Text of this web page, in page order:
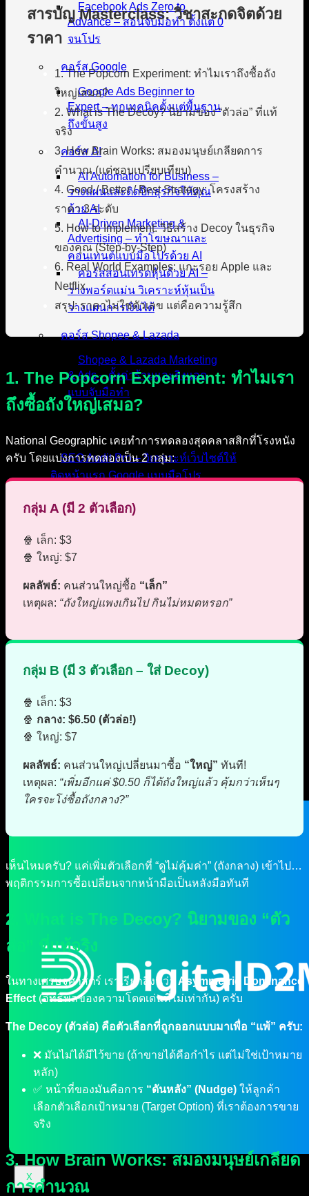
Facebook Ads Zero to
Advance – สอนจับมือทำ ตั้งแต่ 0
จนโปร
คอร์ส Google
Google Ads Beginner to
Expert – ทุกเทคนิคตั้งแต่พื้นฐาน
ถึงขั้นสูง
คอร์ส AI
AI Automation for Business –
วางแผนและติดปีกธุรกิจให้คุณ
ด้วย AI
AI-Driven Marketing &
Advertising – ทำโฆษณาและ
คอนเทนต์แบบมือโปรด้วย AI
คอร์สสอนเทรดหุ้นด้วย AI –
วางพอร์ตแม่น วิเคราะห์หุ้นเป็น
วางแผนการเงินได้
คอร์ส Shopee & Lazada
Shopee & Lazada Marketing
& Ads – ตั้งค่าร้านและยิงแอด
แบบจับมือทำ
SEO Audit Pro – วิเคราะห์เว็บไซต์ให้
ติดหน้าแรก Google แบบมือโปร
ครบทุกช่องทาง ทั้ง LINE, Facebook
รับทำเว็บไซต์บริษัท ขายสินค้าได้
รองรับ SEO พร้อมดูแลหลังการขาย
รับทำโฆษณาออนไลน์ TikTok
Facebook Google Ads ครบจบในที่
อาชีพ
มนุษย์เงินเดือนโดยผู้เชี่ยวชาญ
Investment Advisor
ผลงานที่ผ่านมา
บทความ
ติดต่อผม
X
สารบัญ Masterclass: วิชาสะกดจิตด้วย
ราคา
1. The Popcorn Experiment: ทำไมเราถึงซื้อถัง
ใหญ่เสมอ?
2. What is The Decoy? นิยามของ “ตัวล่อ” ที่แท้
จริง
3. How Brain Works: สมองมนุษย์เกลียดการ
คำนวณ (แต่ชอบเปรียบเทียบ)
4. Good / Better / Best Strategy: โครงสร้าง
ราคา 3 ระดับ
5. How to Implement: วิธีสร้าง Decoy ในธุรกิจ
ของคุณ (Step-by-Step)
6. Real World Examples: แกะรอย Apple และ
Netflix
สรุป: ราคาไม่ใช่ตัวเลข แต่คือความรู้สึก
1. The Popcorn Experiment: ทำไมเรา
ถึงซื้อถังใหญ่เสมอ?
National Geographic เคยทำการทดลองสุดคลาสสิกที่โรงหนัง
ครับ โดยแบ่งการทดลองเป็น 2 กลุ่ม:
กลุ่ม A (มี 2 ตัวเลือก)
🍿 เล็ก: $3
🍿 ใหญ่: $7
ผลลัพธ์: คนส่วนใหญ่ซื้อ “เล็ก”
เหตุผล: “ถังใหญ่แพงเกินไป กินไม่หมดหรอก”
กลุ่ม B (มี 3 ตัวเลือก – ใส่ Decoy)
🍿 เล็ก: $3
🍿 กลาง: $6.50 (ตัวล่อ!)
🍿 ใหญ่: $7
ผลลัพธ์: คนส่วนใหญ่เปลี่ยนมาซื้อ “ใหญ่” ทันที!
เหตุผล: “เพิ่มอีกแค่ $0.50 ก็ได้ถังใหญ่แล้ว คุ้มกว่าเห็นๆ
ใครจะโง่ซื้อถังกลาง?”
เห็นไหมครับ? แค่เพิ่มตัวเลือกที่ “ดูไม่คุ้มค่า” (ถังกลาง) เข้าไป…
พฤติกรรมการซื้อเปลี่ยนจากหน้ามือเป็นหลังมือทันที
2. What is The Decoy? นิยามของ “ตัว
ล่อ” ที่แท้จริง
ในทางเศรษฐศาสตร์ เราเรียกสิ่งนี้ว่า Asymmetric Dominance
Effect(อิทธิพลของความโดดเด่นที่ไม่เท่ากัน) ครับ
The Decoy (ตัวล่อ) คือตัวเลือกที่ถูกออกแบบมาเพื่อ “แพ้” ครับ:
❌ มันไม่ได้มีไว้ขาย (ถ้าขายได้คือกำไร แต่ไม่ใช่เป้าหมาย
หลัก)
✅ หน้าที่ของมันคือการ “ดันหลัง” (Nudge) ให้ลูกค้า
เลือกตัวเลือกเป้าหมาย (Target Option) ที่เราต้องการขาย
จริง
3. How Brain Works: สมองมนุษย์เกลียด
การคำนวณ